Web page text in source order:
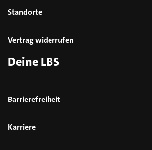
Standorte
Vertrag widerrufen
Deine LBS
Barrierefreiheit
Karriere